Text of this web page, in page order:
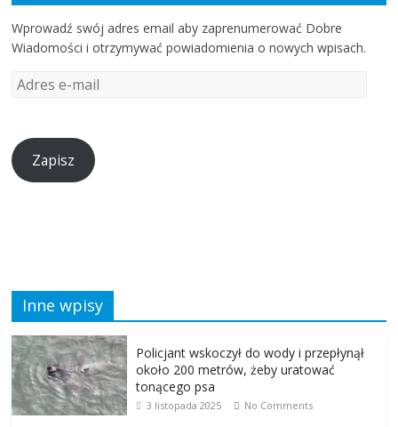
Wprowadź swój adres email aby zaprenumerować Dobre
Wiadomości i otrzymywać powiadomienia o nowych wpisach.
Zapisz
Inne wpisy
Policjant wskoczył do wody i przepłynął
około 200 metrów, żeby uratować
tonącego psa
3 listopada 2025 No Comments